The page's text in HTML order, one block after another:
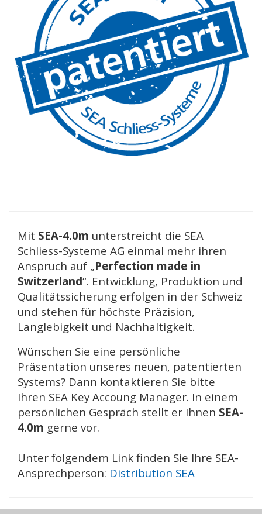
Mit SEA-4.0m unterstreicht die SEA
Schliess-Systeme AG einmal mehr ihren
Anspruch auf „Perfection made in
Switzerland“. Entwicklung, Produktion und
Qualitätssicherung erfolgen in der Schweiz
und stehen für höchste Präzision,
Langlebigkeit und Nachhaltigkeit.
Wünschen Sie eine persönliche
Präsentation unseres neuen, patentierten
Systems? Dann kontaktieren Sie bitte
Ihren SEA Key Accoung Manager. In einem
persönlichen Gespräch stellt er Ihnen SEA-
4.0m gerne vor.
Unter folgendem Link finden Sie Ihre SEA-
Ansprechperson: Distribution SEA